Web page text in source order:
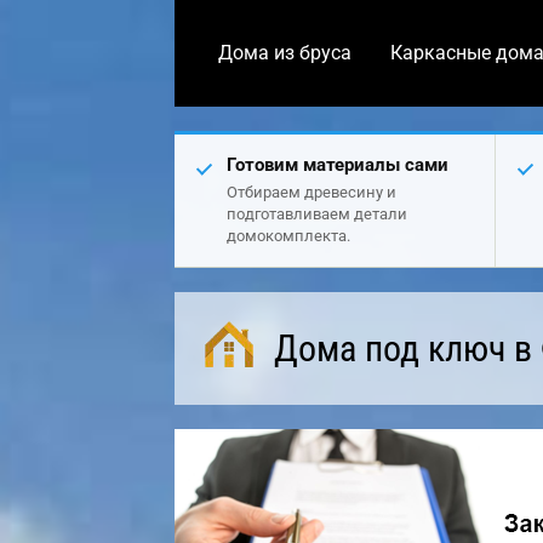
Дома из бруса Каркасные дома
Готовим материалы сами
Отбираем древесину и
подготавливаем детали
домокомплекта.
Дома под ключ в